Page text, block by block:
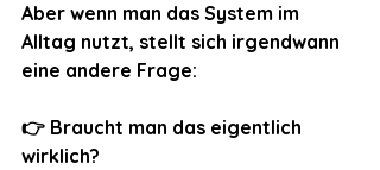
Aber wenn man das System im
Alltag nutzt, stellt sich irgendwann
eine andere Frage:
👉 Braucht man das eigentlich
wirklich?